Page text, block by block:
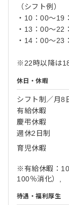
（シフト例）
・10：00～19
・13：00～22
・14：00～
※22時以降は
休日・休暇
シフト制／月8
有給休暇
慶弔休暇
週休2日制
育児休暇
※有給休暇：
100％消化）,
待遇・福利厚生